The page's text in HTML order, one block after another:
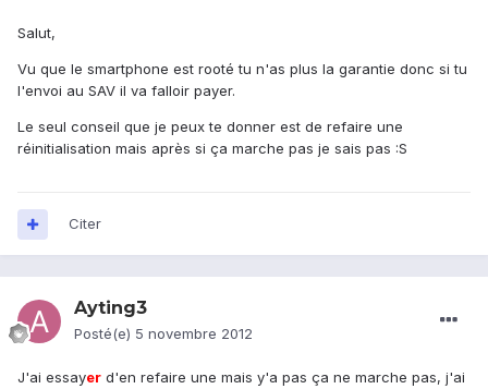
Salut,
Vu que le smartphone est rooté tu n'as plus la garantie donc si tu
l'envoi au SAV il va falloir payer.
Le seul conseil que je peux te donner est de refaire une
réinitialisation mais après si ça marche pas je sais pas :S
Citer
Ayting3
Posté(e) 5 novembre 2012
J'ai essayer d'en refaire une mais y'a pas ça ne marche pas, j'ai